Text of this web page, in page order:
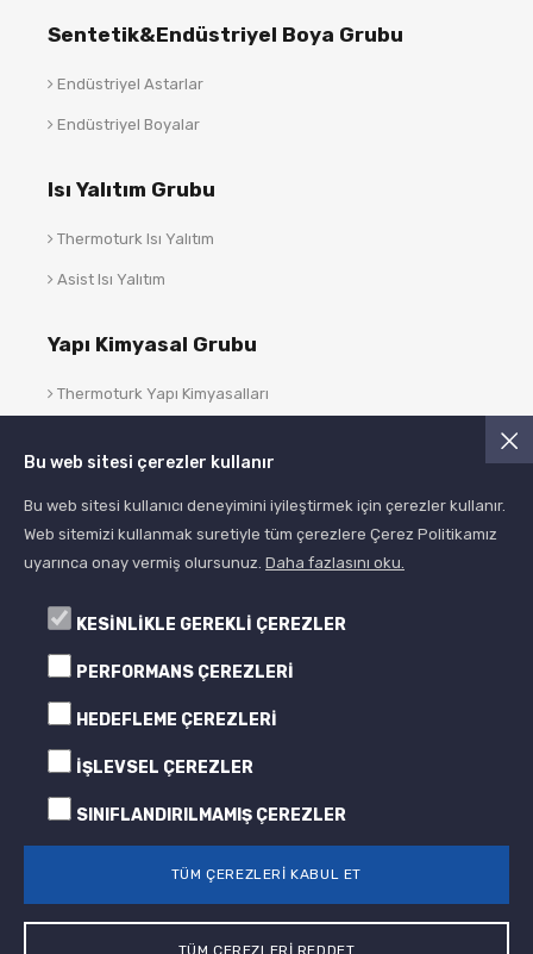
Sentetik&Endüstriyel Boya Grubu
Endüstriyel Astarlar
Endüstriyel Boyalar
Isı Yalıtım Grubu
Thermoturk Isı Yalıtım
Asist Isı Yalıtım
Yapı Kimyasal Grubu
Thermoturk Yapı Kimyasalları
Blog
Tüm Hakları Saklıdır All Rights Reserved
Bu web sitesi çerezler kullanır
Bu web sitesi kullanıcı deneyimini iyileştirmek için çerezler kullanır.
Web sitemizi kullanmak suretiyle tüm çerezlere Çerez Politikamız
uyarınca onay vermiş olursunuz. Daha fazlasını oku.
KESİNLİKLE GEREKLİ ÇEREZLER
PERFORMANS ÇEREZLERİ
HEDEFLEME ÇEREZLERİ
İŞLEVSEL ÇEREZLER
SINIFLANDIRILMAMIŞ ÇEREZLER
TÜM ÇEREZLERİ KABUL ET
TÜM ÇEREZLERİ REDDET